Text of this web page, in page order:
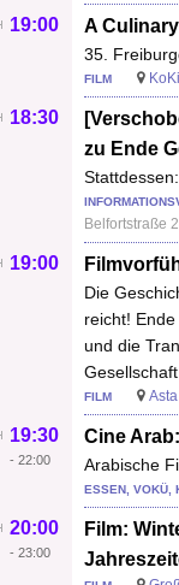
A
35.
19:00
FILM KoKi
zu Ende
18:30
Belfortstraße
Die
reicht!
und die
19:00
FILM Asta
Cine
Arabische
19:30
- 22:00
ESSEN, VOKÜ,
Film:
20:00
- 23:00